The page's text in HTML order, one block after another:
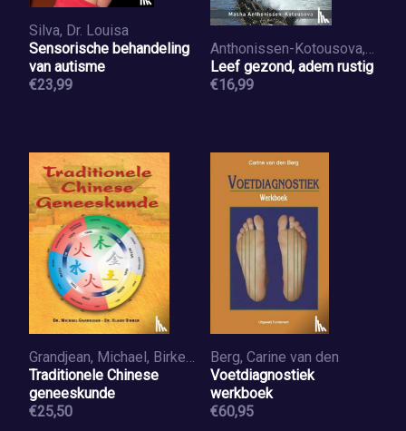
Silva, Dr. Louisa
Sensorische behandeling
van autisme
€23,99
Anthonissen-Kotousova, Masha
Leef gezond, adem rustig
€16,99
Grandjean, Michael, Birker, Klaus
Traditionele Chinese
geneeskunde
€25,50
Berg, Carine van den
Voetdiagnostiek
werkboek
€60,95